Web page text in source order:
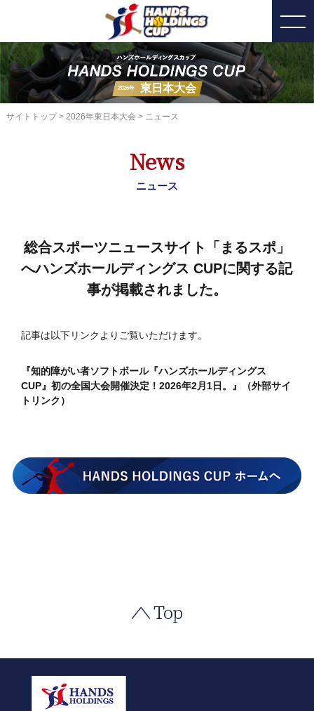
2026年 東日本大会
サイトトップ> 2026年東日本大会> ニュース
News
ニュース
総合スポーツニュースサイト「まるスポ」
へハンズホールディングス CUPに関する記
事が掲載されました。
記事は以下リンクよりご覧いただけます。
『知的障がい者ソフトボール『ハンズホールディングス
CUP』初の全国大会開催決定！2026年2月1日。』（外部サイ
トリンク）